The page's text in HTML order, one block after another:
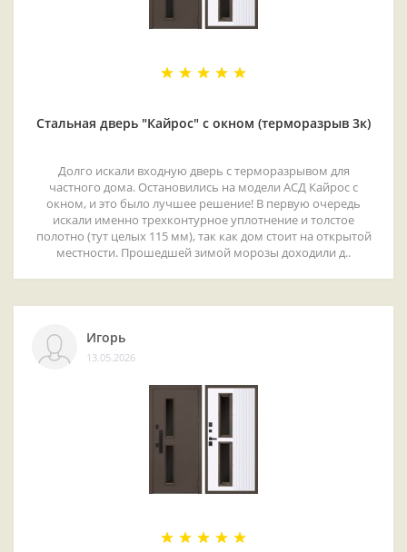
Стальная дверь "Кайрос" с окном (терморазрыв 3к)
Долго искали входную дверь с терморазрывом для
частного дома. Остановились на модели АСД Кайрос с
окном, и это было лучшее решение! В первую очередь
искали именно трехконтурное уплотнение и толстое
полотно (тут целых 115 мм), так как дом стоит на открытой
местности. Прошедшей зимой морозы доходили д..
Игорь
13.05.2026